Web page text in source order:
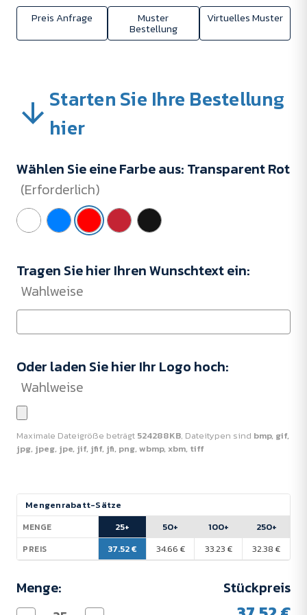
Preis Anfrage Muster
Bestellung
Virtuelles Muster
Starten Sie Ihre Bestellung
hier
Wählen Sie eine Farbe aus: Transparent Rot
(Erforderlich)
Tragen Sie hier Ihren Wunschtext ein:
Wahlweise
Oder laden Sie hier Ihr Logo hoch:
Wahlweise
Maximale Dateigröße beträgt 524288KB, Dateitypen sind bmp, gif,
jpg, jpeg, jpe, jif, jfif, jfi, png, wbmp, xbm, tiff
Aktueller
Lagerbestand:
Mengenrabatt-Sätze
MENGE
PREIS
25+
37.52 €
50+
34.66 €
100+
33.23 €
250+
32.38 €
Menge: Stückpreis